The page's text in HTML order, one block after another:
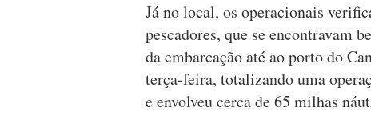
Já no local, os operacionais
pescadores, que se encontravam
da embarcação até ao porto do
terça-feira, totalizando uma
e envolveu cerca de 65 milhas